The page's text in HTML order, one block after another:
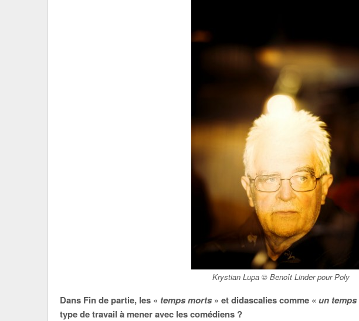
Krystian Lupa © Benoît Linder pour Poly
Dans Fin de partie, les « temps morts» et didascalies comme « un temps
type de travail à mener avec les comédiens ?